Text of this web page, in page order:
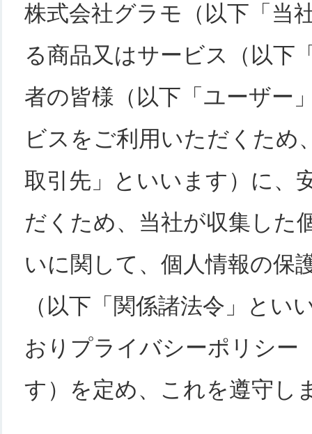
株式会社グラモ（以下「当
る商品又はサービス（以下
者の皆様（以下「ユーザー
ビスをご利用いただくため
取引先」といいます）に、
だくため、当社が収集した
いに関して、個人情報の保
（以下「関係諸法令」と
おりプライバシーポリシー
す）を定め、これを遵守し